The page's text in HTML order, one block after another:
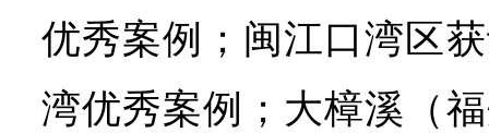
优秀案例；闽江口湾区
湾优秀案例；大樟溪（